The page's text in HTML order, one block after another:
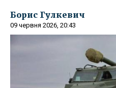
Борис Гулкевич
09 червня 2026, 20:43